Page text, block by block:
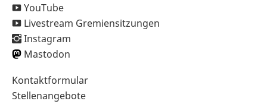
YouTube
Livestream Gremiensitzungen
Instagram
Mastodon
Sekundärnavigation
im
Kontaktformular
Stellenangebote